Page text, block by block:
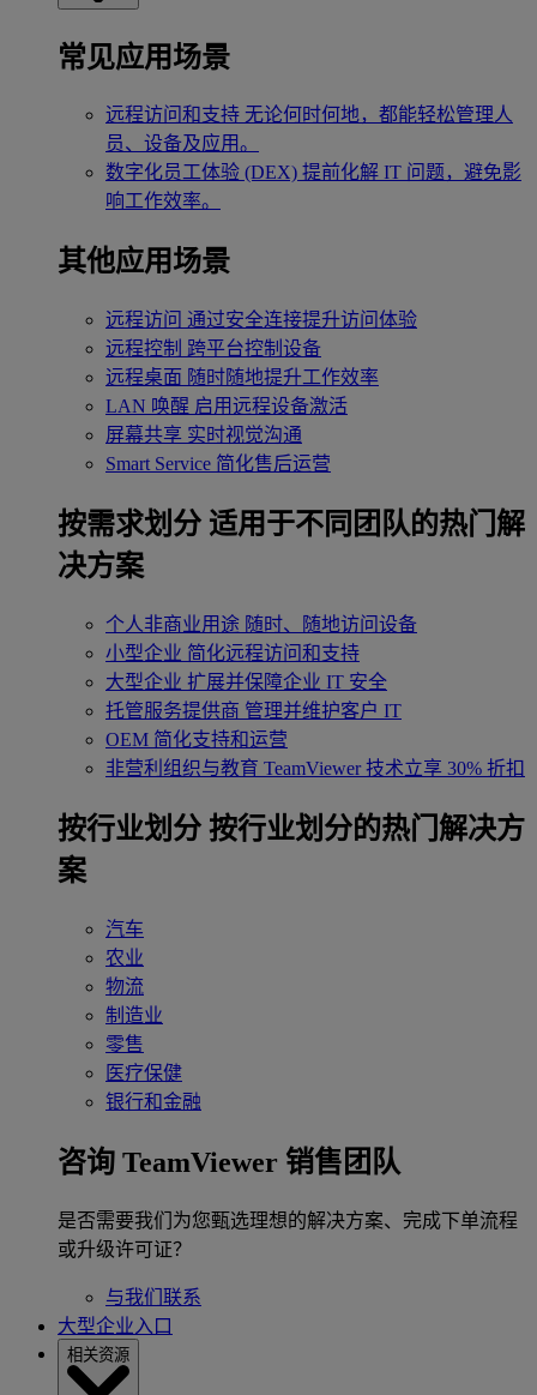
常见应用场景
远程访问和支持 无论何时何地，都能轻松管理人
员、设备及应用。
数字化员工体验 (DEX) 提前化解 IT 问题，避免影
响工作效率。
其他应用场景
远程访问 通过安全连接提升访问体验
远程控制 跨平台控制设备
远程桌面 随时随地提升工作效率
LAN 唤醒 启用远程设备激活
屏幕共享 实时视觉沟通
Smart Service 简化售后运营
按需求划分 适用于不同团队的热门解
决方案
个人非商业用途 随时、随地访问设备
小型企业 简化远程访问和支持
大型企业 扩展并保障企业 IT 安全
托管服务提供商 管理并维护客户 IT
OEM 简化支持和运营
非营利组织与教育 TeamViewer 技术立享 30% 折扣
‌按行业划分 按行业划分的热门解决方
案
汽车
农业
物流
制造业
零售
医疗保健
银行和金融
咨询 TeamViewer 销售团队
是否需要我们为您甄选理想的解决方案、完成下单流程
或升级许可证？
与我们联系
大型企业入口
相关资源